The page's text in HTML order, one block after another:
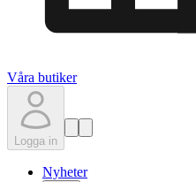
Våra butiker
Logga in
Nyheter